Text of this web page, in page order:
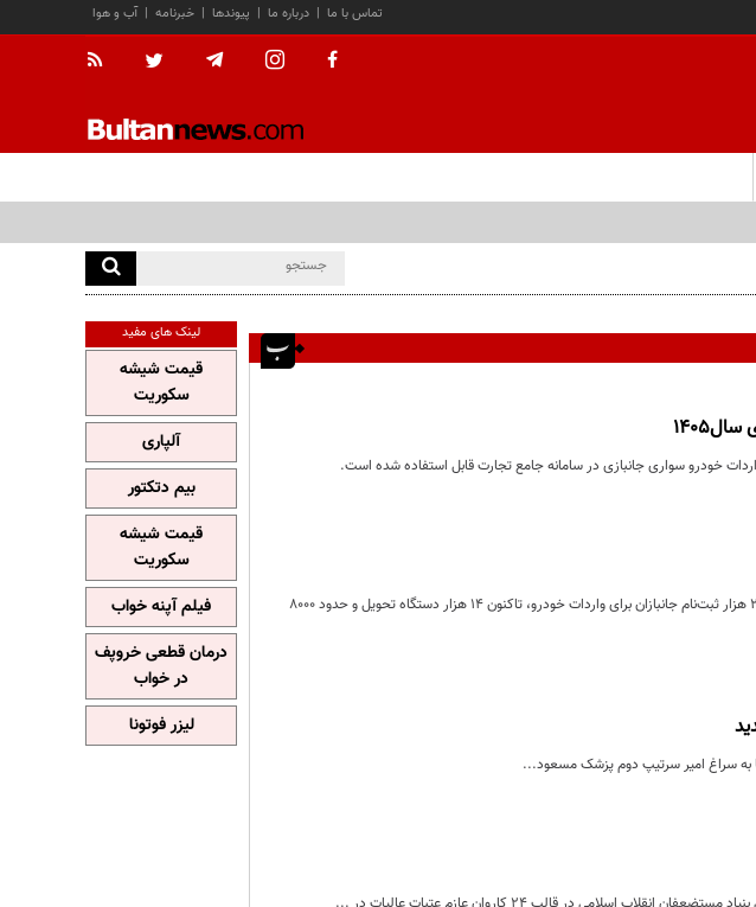
آب و هوا | خبرنامه | پیوندها | درباره ما | تماس با ما
سرپرست دفتر صنایع خودرویی وزارت صمت در گفت‌وگو با ایسنا:از بیش از ۲۱ هزار ثبت‌نام جانبازان برای واردات خودرو، تاکنون ۱۴ هزار دستگاه تحویل و حدود ۸۰۰۰
لینک های مفید
قیمت شیشه
سکوریت
آلپاری
بیم دتکتور
قیمت شیشه
سکوریت
فیلم آپنه خواب
درمان قطعی خروپف
در خواب
لیزر فوتونا